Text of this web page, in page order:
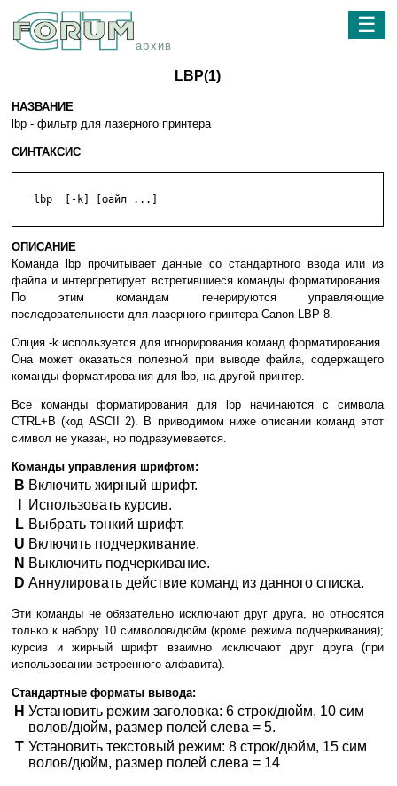
архив
☰
LBP(1)
НАЗВАНИЕ
lbp - фильтр для лазерного принтера
СИНТАКСИС
   lbp  [-k] [файл ...]
ОПИСАНИЕ
Команда lbp прочитывает данные со стандартного ввода или из
файла и интерпретирует встретившиеся команды форматирования.
По этим командам генерируются управляющие
последовательности для лазерного принтера Canon LBP-8.
Опция -k используется для игнорирования команд форматирования.
Она может оказаться полезной при выводе файла, содержащего
команды форматирования для lbp, на другой принтер.
Все команды форматирования для lbp начинаются с символа
CTRL+B (код ASCII 2). В приводимом ниже описании команд этот
символ не указан, но подразумевается.
Команды управления шрифтом:
B Включить жирный шрифт.
Использовать курсив.
L Выбрать тонкий шрифт.
U Включить подчеркивание.
N Выключить подчеркивание.
D Аннулировать действие команд из данного списка.
Эти команды не обязательно исключают друг друга, но относятся
только к набору 10 символов/дюйм (кроме режима подчеркивания);
курсив и жирный шрифт взаимно исключают друг друга (при
использовании встроенного алфавита).
Стандартные форматы вывода:
H Установить режим заголовка: 6 строк/дюйм, 10 сим
волов/дюйм, размер полей слева = 5.
T Установить текстовый режим: 8 строк/дюйм, 15 сим
волов/дюйм, размер полей слева = 14